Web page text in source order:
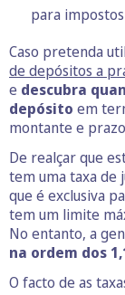
para
Caso pretenda
de depósitos a
e descubra
depósito em
montante e
De realçar que
tem uma taxa de
que é exclusiva
tem um limite
No entanto, a
na ordem dos
O facto de as